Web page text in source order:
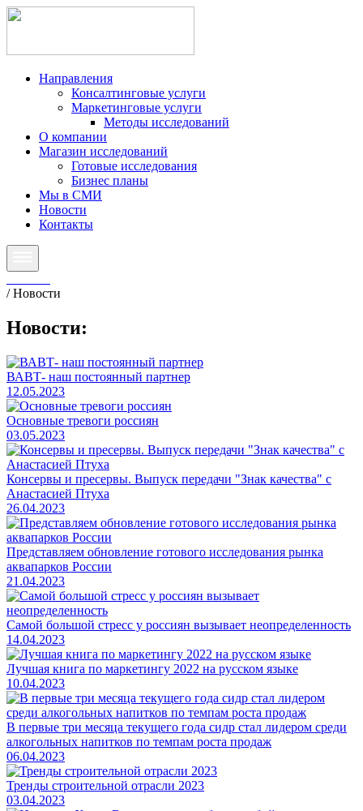
Направления
Консалтинговые услуги
Маркетинговые услуги
Методы исследований
О компании
Магазин исследований
Готовые исследования
Бизнес планы
Мы в СМИ
Новости
Контакты
/Новости
Новости:
ВАВТ- наш постоянный партнер
12.05.2023
Основные тревоги россиян
03.05.2023
Консервы и пресервы. Выпуск передачи "Знак качества" с
Анастасией Птуха
26.04.2023
Представляем обновление готового исследования рынка
аквапарков России
21.04.2023
Самой большой стресс у россиян вызывает неопределенность
14.04.2023
Лучшая книга по маркетингу 2022 на русском языке
10.04.2023
В первые три месяца текущего года сидр стал лидером среди
алкогольных напитков по темпам роста продаж
06.04.2023
Тренды строительной отрасли 2023
03.04.2023